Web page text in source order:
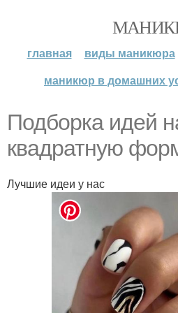
главная виды маникюра
маникюр в домашних
Подборка идей
квадратную
Лучшие идеи у нас